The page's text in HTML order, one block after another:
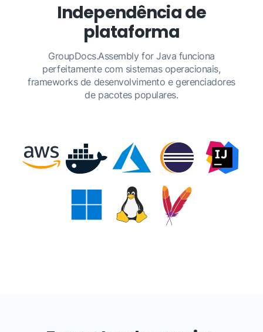
Independência de
plataforma
GroupDocs.Assembly for Java funciona
perfeitamente com sistemas operacionais,
frameworks de desenvolvimento e gerenciadores
de pacotes populares.